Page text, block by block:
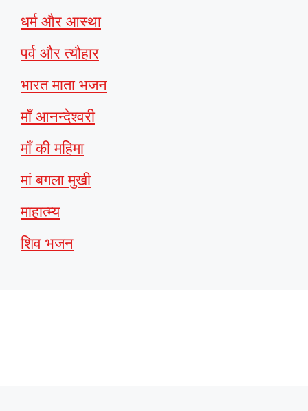
धर्म और आस्था
पर्व और त्यौहार
भारत माता भजन
माँ आनन्देश्वरी
माँ की महिमा
मां बगला मुखी
माहात्म्य
शिव भजन